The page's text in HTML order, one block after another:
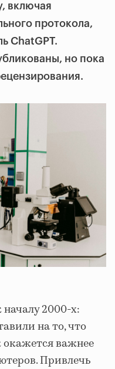
включая
протокола,
ChatGPT.
но пока
2000-х:
на то, что
важнее
Привлечь